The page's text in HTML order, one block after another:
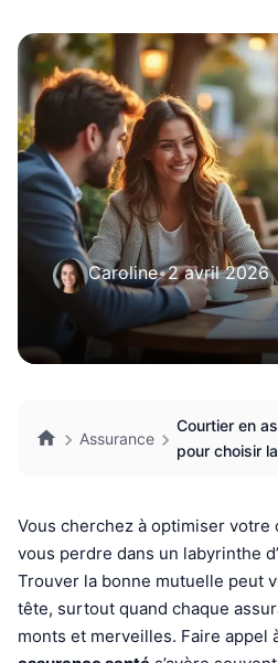
Caroline•2 avril 2026
Assurance
Courtier en
pour choisir
Vous cherchez à optimiser votre
vous perdre dans un labyrinthe
Trouver la bonne mutuelle peut
tête, surtout quand chaque
monts et merveilles. Faire appel